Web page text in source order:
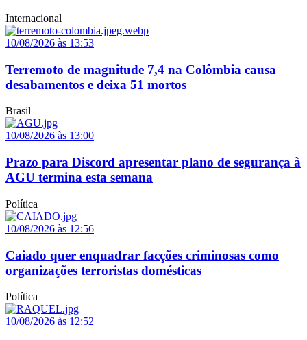
Internacional
10/08/2026 às 13:53
Terremoto de magnitude 7,4 na Colômbia causa
desabamentos e deixa 51 mortos
Brasil
10/08/2026 às 13:00
Prazo para Discord apresentar plano de segurança à
AGU termina esta semana
Política
10/08/2026 às 12:56
Caiado quer enquadrar facções criminosas como
organizações terroristas domésticas
Política
10/08/2026 às 12:52